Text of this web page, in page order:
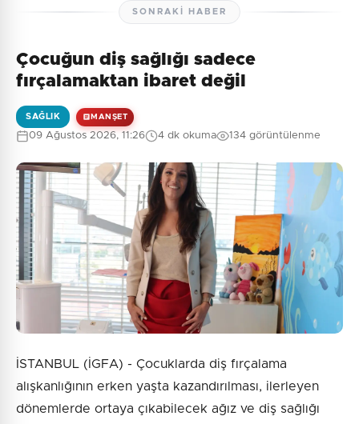
Güvenlik Sorusu:
7 + 3 = ?
Gönder
Henüz yorum yapılmamış. İlk yorumu siz yapın!
SONRAKI HABER
Çocuğun diş sağlığı sadece
fırçalamaktan ibaret değil
SAĞLIK MANŞET
09 Ağustos 2026, 11:26 4 dk okuma 134 görüntülenme
İSTANBUL (İGFA) - Çocuklarda diş fırçalama
alışkanlığının erken yaşta kazandırılması, ilerleyen
dönemlerde ortaya çıkabilecek ağız ve diş sağlığı